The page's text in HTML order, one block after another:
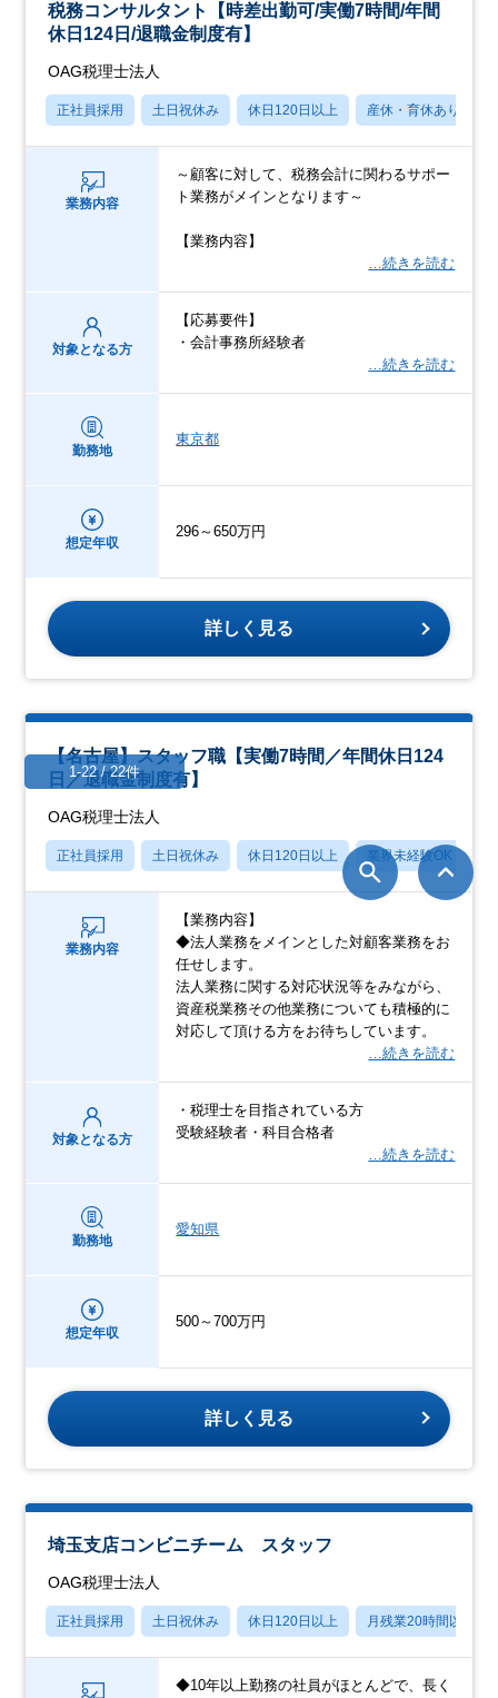
税務コンサルタント【時差出勤可/実働7時間/年間
休日124日/退職金制度有】
OAG税理士法人
正社員採用 土日祝休み 休日120日以上 産休・育休あり
業務内容
～顧客に対して、税務会計に関わるサポー
ト業務がメインとなります～
【業務内容】
…続きを読む
対象となる方
【応募要件】
・会計事務所経験者
…続きを読む
勤務地
東京都
想定年収
296～650万円
詳しく見る
【名古屋】スタッフ職【実働7時間／年間休日124
日／退職金制度有】
OAG税理士法人
正社員採用 土日祝休み 休日120日以上 業界未経験OK
業務内容
【業務内容】
◆法人業務をメインとした対顧客業務をお
任せします。
法人業務に関する対応状況等をみながら、
資産税業務その他業務についても積極的に
対応して頂ける方をお待ちしています。
…続きを読む
対象となる方
・税理士を目指されている方
受験経験者・科目合格者
…続きを読む
勤務地
愛知県
想定年収
500～700万円
詳しく見る
埼玉支店コンビニチーム スタッフ
OAG税理士法人
正社員採用 土日祝休み 休日120日以上 月残業20時間以内
◆10年以上勤務の社員がほとんどで、長く
1-22 / 22件